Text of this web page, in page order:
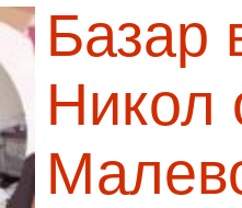
Базар
Никол